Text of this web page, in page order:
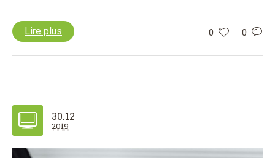
0 0
Lire plus
30.12
2019